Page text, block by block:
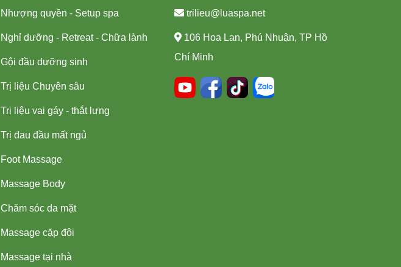
Nhượng quyền - Setup spa
Nghỉ dưỡng - Retreat - Chữa lành
Gội đầu dưỡng sinh
Trị liệu Chuyên sâu
Trị liệu vai gáy - thắt lưng
Trị đau đầu mất ngủ
Foot Massage
Massage Body
Chăm sóc da mặt
Massage cặp đôi
Massage tại nhà
trilieu@luaspa.net
106 Hoa Lan, Phú Nhuận, TP Hồ
Chí Minh